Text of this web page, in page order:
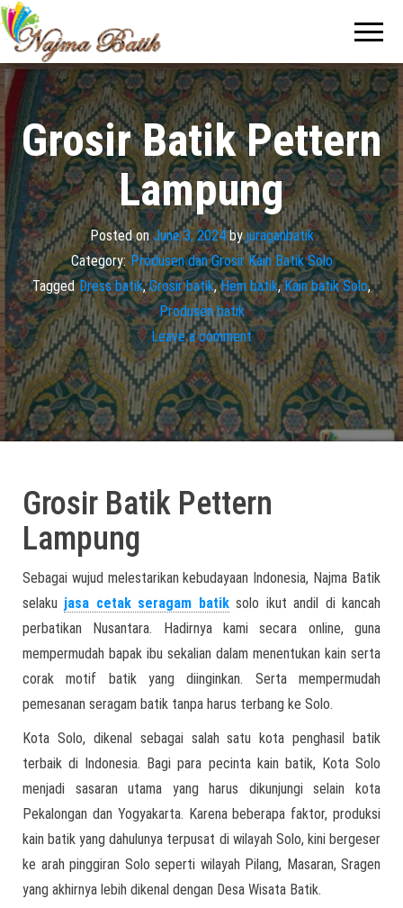
Jasa
Pembuatan
Seragam
Batik
Grosir Batik Pettern
Lampung
Posted onJune 3, 2024byjuraganbatik
Category: Produsen dan Grosir Kain Batik Solo
Tagged Dress batik,Grosir batik,Hem batik,Kain batik Solo,
Produsen batik
Leave a comment
Grosir Batik Pettern
Lampung
Sebagai wujud melestarikan kebudayaan Indonesia, Najma Batik
selaku jasa cetak seragam batiksolo ikut andil di kancah
perbatikan Nusantara. Hadirnya kami secara online, guna
mempermudah bapak ibu sekalian dalam menentukan kain serta
corak motif batik yang diinginkan. Serta mempermudah
pemesanan seragam batik tanpa harus terbang ke Solo.
Kota Solo, dikenal sebagai salah satu kota penghasil batik
terbaik di Indonesia. Bagi para pecinta kain batik, Kota Solo
menjadi sasaran utama yang harus dikunjungi selain kota
Pekalongan dan Yogyakarta. Karena beberapa faktor, produksi
kain batik yang dahulunya terpusat di wilayah Solo, kini bergeser
ke arah pinggiran Solo seperti wilayah Pilang, Masaran, Sragen
yang akhirnya lebih dikenal dengan Desa Wisata Batik.